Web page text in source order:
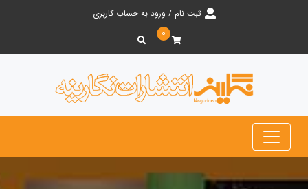
ثبت نام / ورود به حساب کاربری
۰